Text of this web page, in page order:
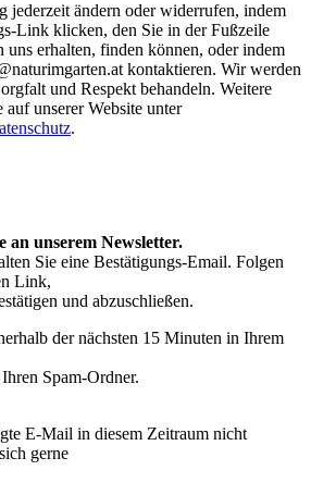
jederzeit ändern oder widerrufen, indem
Link klicken, den Sie in der Fußzeile
erhalten, finden können, oder indem
kontaktieren. Wir werden
und Respekt behandeln. Weitere
unserer Website unter
.
unserem Newsletter.
Sie eine Bestätigungs-Email. Folgen
Link,
und abzuschließen.
der nächsten 15 Minuten in Ihrem
Spam-Ordner.
E-Mail in diesem Zeitraum nicht
gerne